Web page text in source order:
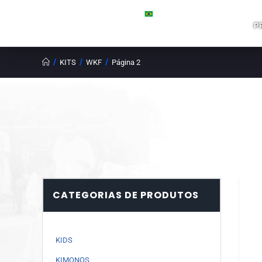
/ KITS / WKF / Página 2
CATEGORIAS DE PRODUTOS
KIDS
KIMONOS